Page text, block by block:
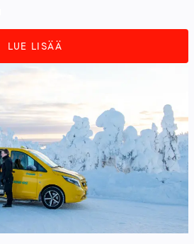
LUE LISÄÄ